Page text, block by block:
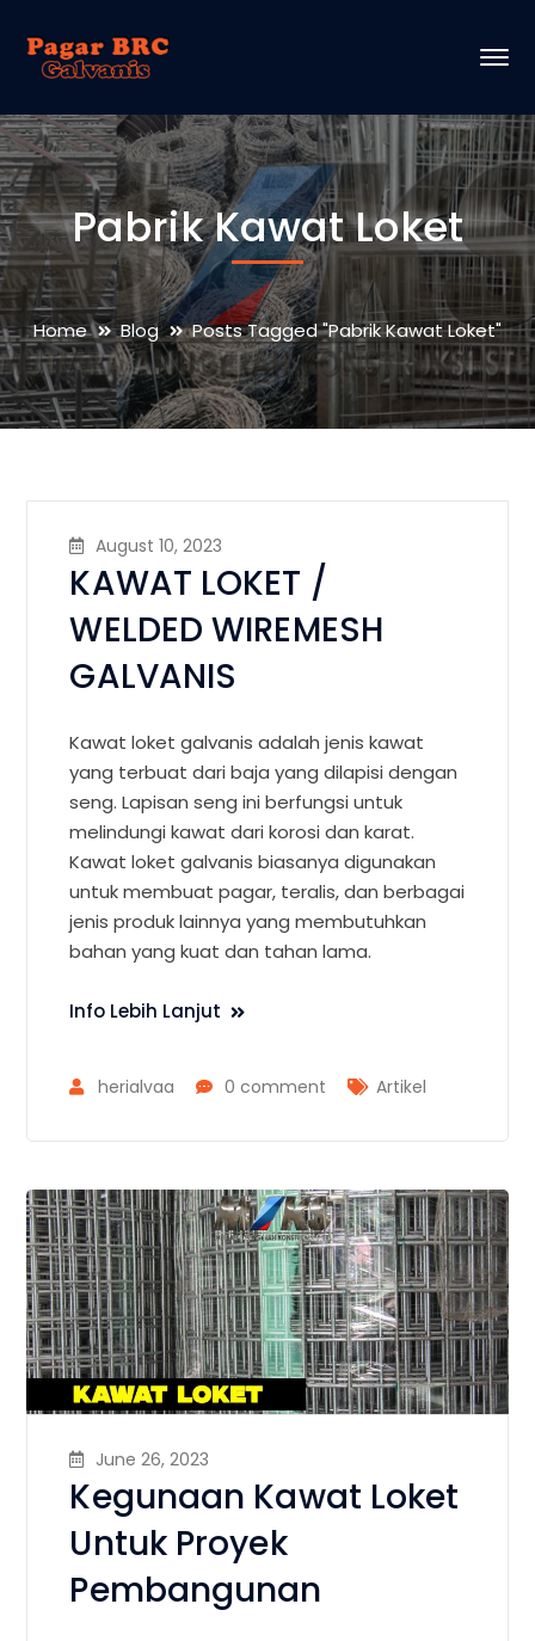
Pabrik Kawat Loket
Home Blog Posts Tagged "Pabrik Kawat Loket"
August 10, 2023
KAWAT LOKET /
WELDED WIREMESH
GALVANIS
Kawat loket galvanis adalah jenis kawat
yang terbuat dari baja yang dilapisi dengan
seng. Lapisan seng ini berfungsi untuk
melindungi kawat dari korosi dan karat.
Kawat loket galvanis biasanya digunakan
untuk membuat pagar, teralis, dan berbagai
jenis produk lainnya yang membutuhkan
bahan yang kuat dan tahan lama.
Info Lebih Lanjut
herialvaa 0 comment Artikel
June 26, 2023
Kegunaan Kawat Loket
Untuk Proyek
Pembangunan